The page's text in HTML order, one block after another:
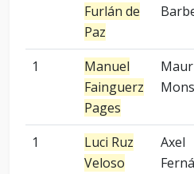
Furlán de
Paz
1
Manuel
Fainguerz
Pages
1
Luci Ruz
Veloso
Axel